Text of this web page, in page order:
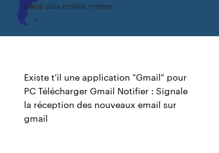
Canal plus mobile money
Existe t'il une application "Gmail" pour
PC Télécharger Gmail Notifier : Signale
la réception des nouveaux email sur
gmail